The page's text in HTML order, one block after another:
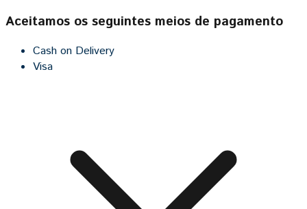
Aceitamos os seguintes meios de pagamento
Cash on Delivery
Visa